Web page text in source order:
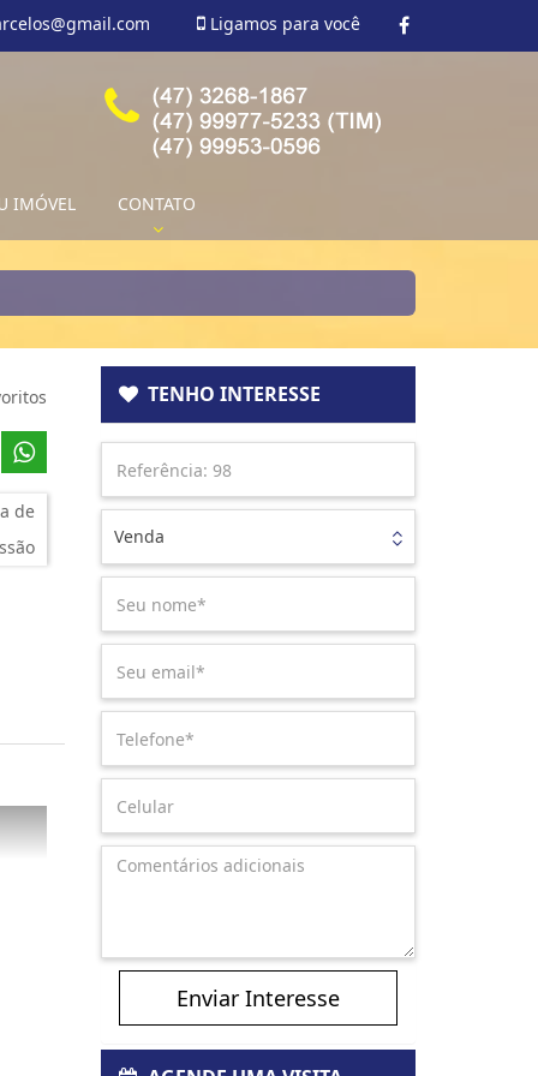
Ligamos para você
IMÓVEL CONTATO
de
TENHO INTERESSE
Venda
Enviar Interesse